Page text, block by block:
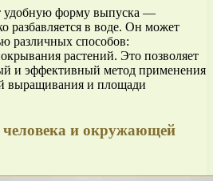
удобную форму выпуска —
разбавляется в воде. Он может
различных способов:
растений. Это позволяет
и эффективный метод применения
выращивания и площади
человека и окружающей